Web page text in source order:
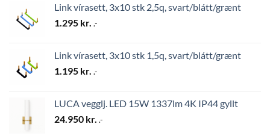
Link vírasett, 3x10 stk 2,5q, svart/blátt/grænt
1.295 kr. .-
Link vírasett, 3x10 stk 1,5q, svart/blátt/grænt
1.195 kr. .-
LUCA vegglj. LED 15W 1337lm 4K IP44 gyllt
24.950 kr. .-